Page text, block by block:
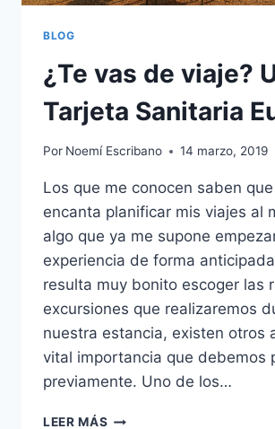
BLOG
¿Te vas de viaje?
Tarjeta Sanitaria
Por Noemí Escribano 14 marzo, 2019
Los que me conocen saben
encanta planificar mis viajes al
algo que ya me supone
experiencia de forma
resulta muy bonito escoger las
excursiones que realizaremos
nuestra estancia, existen otros
vital importancia que debemos
previamente. Uno de los…
LEER MÁS ¿TE